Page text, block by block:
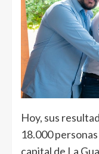
Hoy, sus
18.000
capital de La